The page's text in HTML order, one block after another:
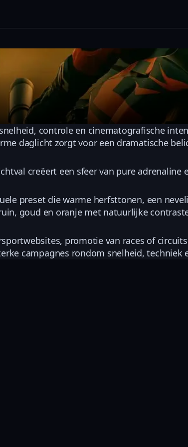
controle en cinematografische
daglicht zorgt voor een dramatische
creëert een sfeer van pure adrenaline
preset die warme herfsttonen, een
goud en oranje met natuurlijke
promotie van races of
campagnes rondom snelheid, techniek